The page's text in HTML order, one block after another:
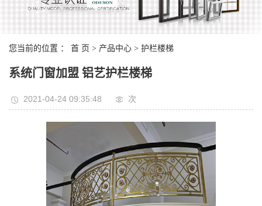
您当前的位置 ： 首 页 > 产品中心 > 护栏楼梯
系统门窗加盟 铝艺护栏楼梯
2021-04-24 09:35:48 次